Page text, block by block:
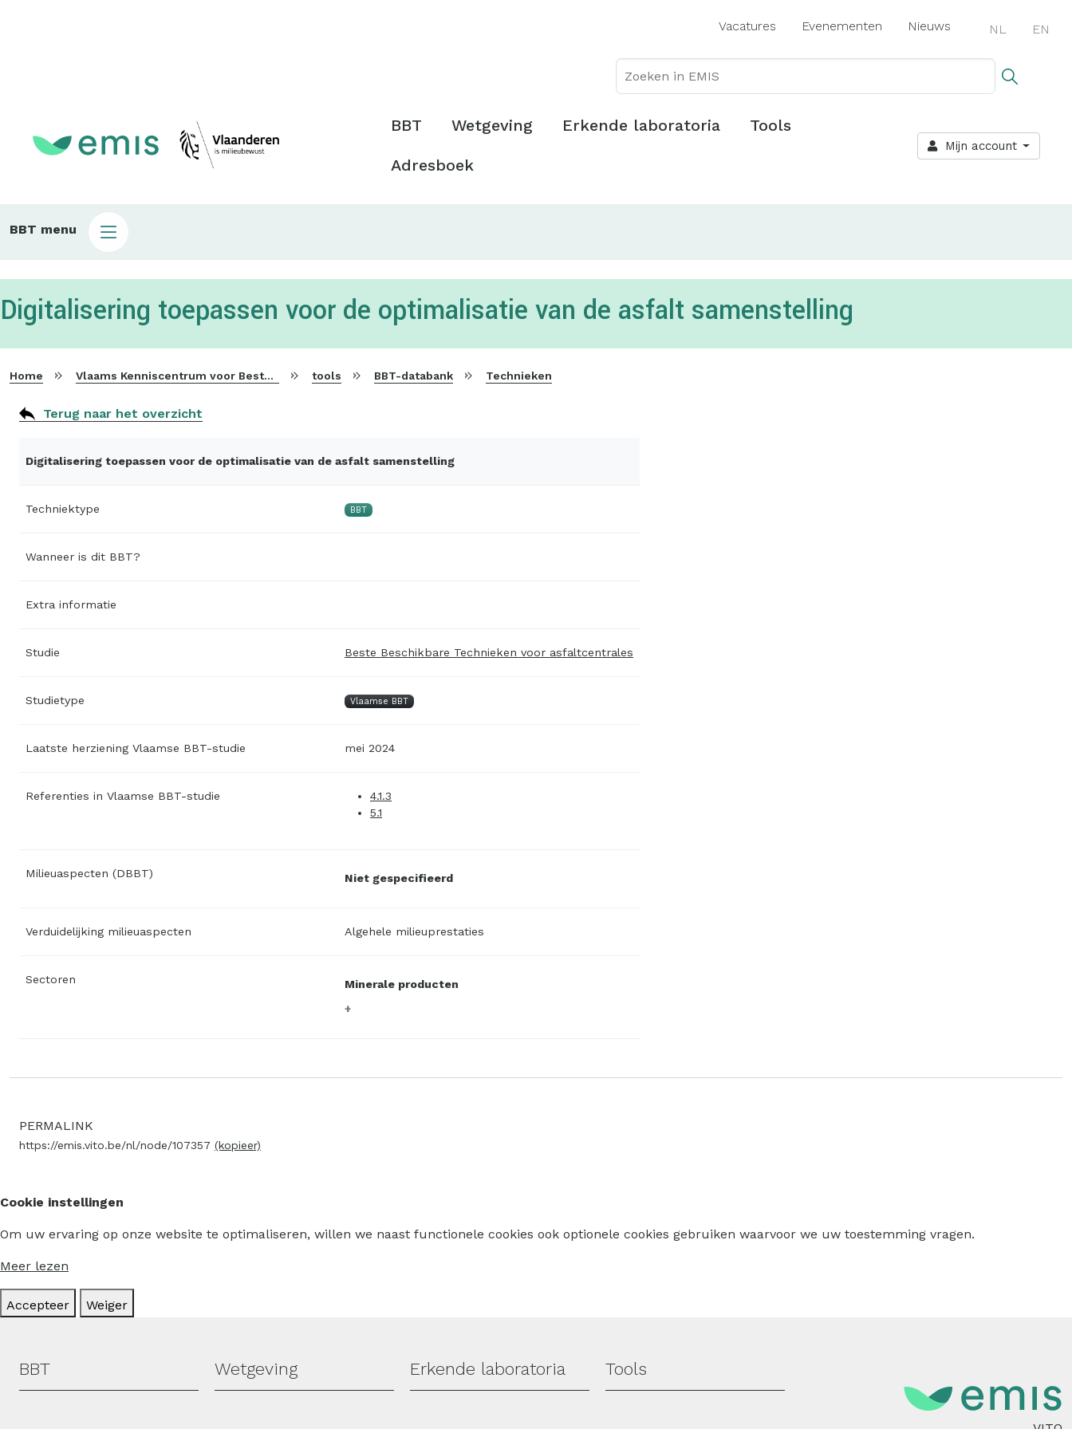
Vacatures Evenementen Nieuws NL EN
Hoofdmenu
BBT Wetgeving Erkende laboratoria Tools
Adresboek
Mijn account
Main
bbt
BBT menu
Digitalisering toepassen voor de optimalisatie van de asfalt samenstelling
Home Vlaams Kenniscentrum voor Beste Beschikbare Technieken tools BBT-databank Technieken
Terug naar het overzicht
Digitalisering toepassen voor de optimalisatie van de asfalt samenstelling
Techniektype BBT
Wanneer is dit BBT?
Extra informatie
Studie Beste Beschikbare Technieken voor asfaltcentrales
Studietype Vlaamse BBT
Laatste herziening Vlaamse BBT-studie mei 2024
Referenties in Vlaamse BBT-studie
4.1.3
5.1
Milieuaspecten (DBBT) Niet gespecifieerd
Verduidelijking milieuaspecten Algehele milieuprestaties
Sectoren Minerale producten
PERMALINK
https://emis.vito.be/nl/node/107357 (kopieer)
Cookie instellingen
Om uw ervaring op onze website te optimaliseren, willen we naast functionele cookies ook optionele cookies gebruiken waarvoor we uw toestemming vragen.
Meer lezen
Accepteer Weiger
Hoofdmenu
BBT Wetgeving Erkende laboratoria Tools